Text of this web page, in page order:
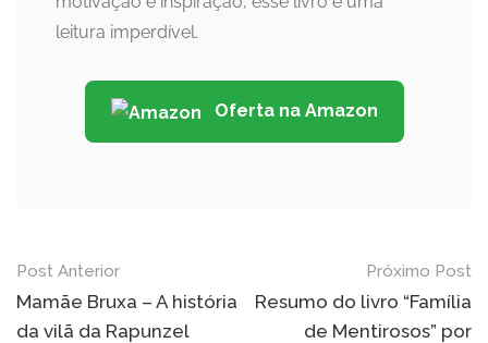
leitura imperdível.
Oferta na Amazon
Post
navigation
Post Anterior
Mamãe Bruxa – A história
da vilã da Rapunzel
Próximo Post
Resumo do livro “Família
de Mentirosos” por